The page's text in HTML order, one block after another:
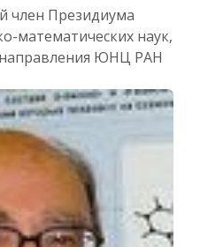
член Президиума
математических наук,
ЮНЦ РАН